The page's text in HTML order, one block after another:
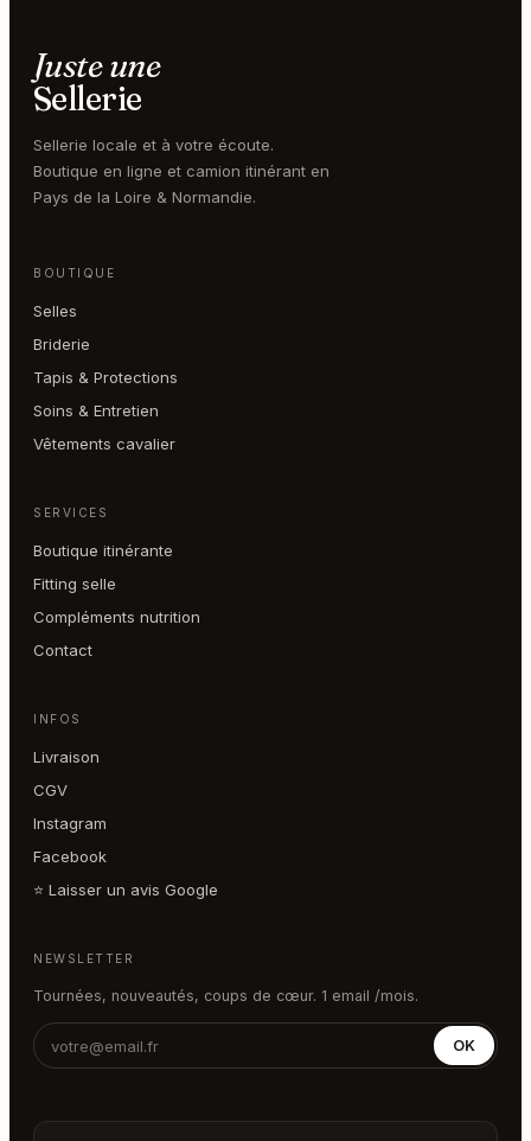
Juste une
Sellerie
Sellerie locale et à votre écoute.
Boutique en ligne et camion itinérant en
Pays de la Loire & Normandie.
BOUTIQUE
Selles
Briderie
Tapis & Protections
Soins & Entretien
Vêtements cavalier
SERVICES
Boutique itinérante
Fitting selle
Compléments nutrition
Contact
INFOS
Livraison
CGV
Instagram
Facebook
⭐ Laisser un avis Google
NEWSLETTER
Tournées, nouveautés, coups de cœur. 1 email /mois.
OK